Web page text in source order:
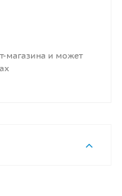
магазина и может